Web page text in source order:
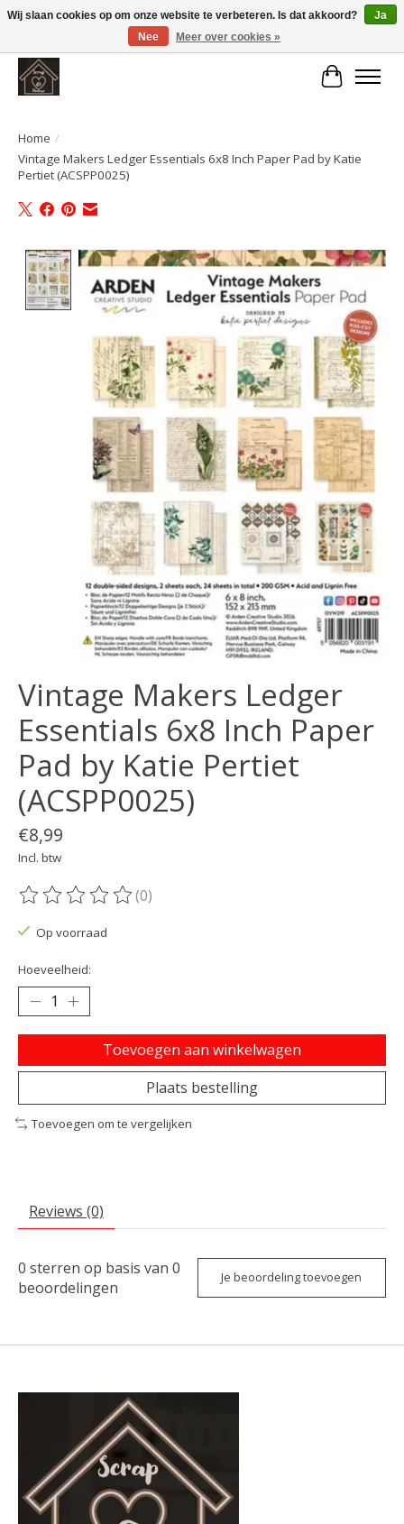
Large selection of products and fast shipping!
Home /
Vintage Makers Ledger Essentials 6x8 Inch Paper Pad by Katie
Pertiet (ACSPP0025)
Product image slideshow Items
Vintage Makers Ledger
Essentials 6x8 Inch Paper
Pad by Katie Pertiet
(ACSPP0025)
€8,99
Incl. btw
De beoordeling van dit product is
(0)
Op voorraad
Hoeveelheid:
Toevoegen aan winkelwagen
Plaats bestelling
Toevoegen om te vergelijken
Reviews (0)
0 sterren op basis van 0
beoordelingen
Je beoordeling toevoegen
Wij slaan cookies op om onze website te verbeteren. Is dat akkoord?
Ja
Nee
Meer over cookies »